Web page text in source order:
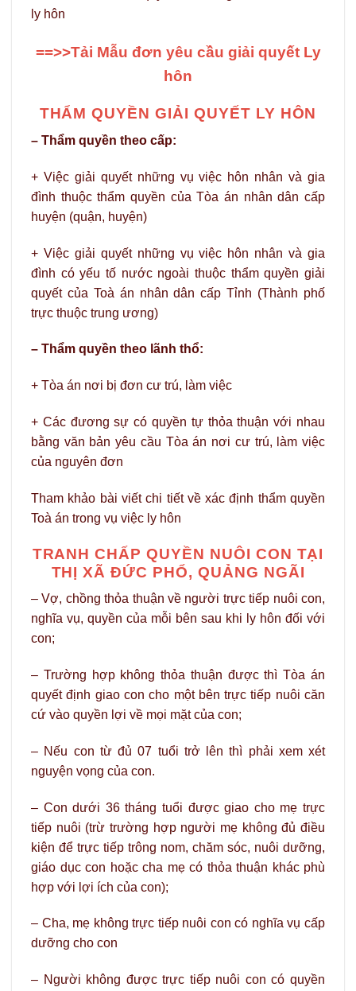
ly hôn
==>>Tải Mẫu đơn yêu cầu giải quyết Ly
hôn
THẨM QUYỀN GIẢI QUYẾT LY HÔN
– Thẩm quyền theo cấp:
+ Việc giải quyết những vụ việc hôn nhân và gia
đình thuộc thẩm quyền của Tòa án nhân dân cấp
huyện (quận, huyện)
+ Việc giải quyết những vụ việc hôn nhân và gia
đình có yếu tố nước ngoài thuộc thẩm quyền giải
quyết của Toà án nhân dân cấp Tỉnh (Thành phố
trực thuộc trung ương)
– Thẩm quyền theo lãnh thổ:
+ Tòa án nơi bị đơn cư trú, làm việc
+ Các đương sự có quyền tự thỏa thuận với nhau
bằng văn bản yêu cầu Tòa án nơi cư trú, làm việc
của nguyên đơn
Tham khảo bài viết chi tiết về xác định thẩm quyền
Toà án trong vụ việc ly hôn
TRANH CHẤP QUYỀN NUÔI CON TẠI
THỊ XÃ ĐỨC PHỔ, QUẢNG NGÃI
– Vợ, chồng thỏa thuận về người trực tiếp nuôi con,
nghĩa vụ, quyền của mỗi bên sau khi ly hôn đối với
con;
– Trường hợp không thỏa thuận được thì Tòa án
quyết định giao con cho một bên trực tiếp nuôi căn
cứ vào quyền lợi về mọi mặt của con;
– Nếu con từ đủ 07 tuổi trở lên thì phải xem xét
nguyện vọng của con.
– Con dưới 36 tháng tuổi được giao cho mẹ trực
tiếp nuôi (trừ trường hợp người mẹ không đủ điều
kiện để trực tiếp trông nom, chăm sóc, nuôi dưỡng,
giáo dục con hoặc cha mẹ có thỏa thuận khác phù
hợp với lợi ích của con);
– Cha, mẹ không trực tiếp nuôi con có nghĩa vụ cấp
dưỡng cho con
– Người không được trực tiếp nuôi con có quyền